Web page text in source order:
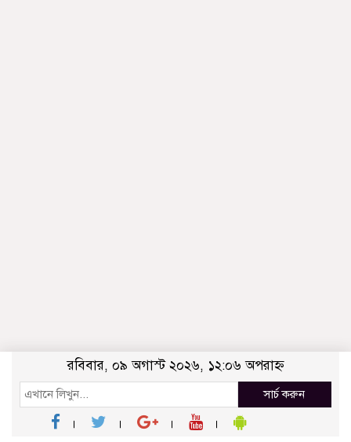
রবিবার, ০৯ অগাস্ট ২০২৬, ১২:০৬ অপরাহ্ন
সার্চ করুন